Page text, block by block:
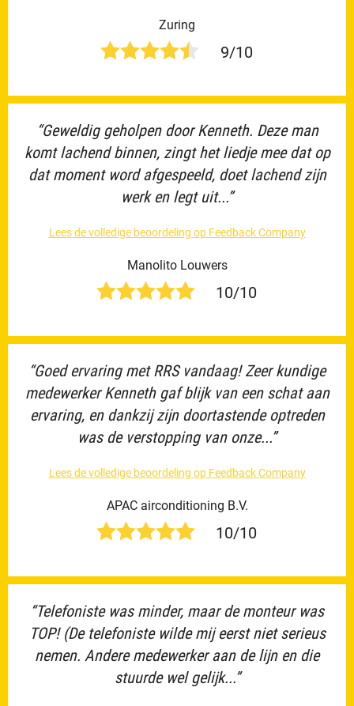
Zuring
9/10
“Geweldig geholpen door Kenneth. Deze man
komt lachend binnen, zingt het liedje mee dat op
dat moment word afgespeeld, doet lachend zijn
werk en legt uit...”
Lees de volledige beoordeling op Feedback Company
Manolito Louwers
10/10
“Goed ervaring met RRS vandaag! Zeer kundige
medewerker Kenneth gaf blijk van een schat aan
ervaring, en dankzij zijn doortastende optreden
was de verstopping van onze...”
Lees de volledige beoordeling op Feedback Company
APAC airconditioning B.V.
10/10
“Telefoniste was minder, maar de monteur was
TOP! (De telefoniste wilde mij eerst niet serieus
nemen. Andere medewerker aan de lijn en die
stuurde wel gelijk...”